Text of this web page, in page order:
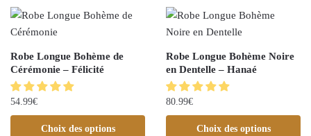
Robe Longue Bohème de
Cérémonie – Félicité
54.99€
Choix des options
Robe Longue Bohème Noire
en Dentelle – Hanaé
80.99€
Choix des options